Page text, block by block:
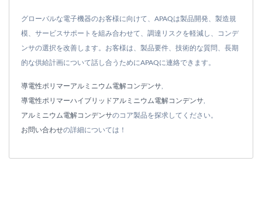
グローバルな電子機器のお客様に向けて、APAQは製品開発、製造規
模、サービスサポートを組み合わせて、調達リスクを軽減し、コンデ
ンサの選択を改善します。お客様は、製品要件、技術的な質問、長期
的な供給計画について話し合うためにAPAQに連絡できます。
導電性ポリマーアルミニウム電解コンデンサ
導電性ポリマーハイブリッドアルミニウム電解コンデンサ
アルミニウム電解コンデンサのコア製品を探求してください。
お問い合わせの詳細については！